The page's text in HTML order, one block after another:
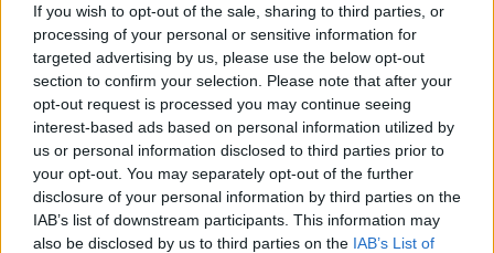
If you wish to opt-out of the sale, sharing to third parties, or
processing of your personal or sensitive information for
targeted advertising by us, please use the below opt-out
section to confirm your selection. Please note that after your
opt-out request is processed you may continue seeing
interest-based ads based on personal information utilized by
us or personal information disclosed to third parties prior to
your opt-out. You may separately opt-out of the further
disclosure of your personal information by third parties on the
IAB’s list of downstream participants. This information may
also be disclosed by us to third parties on the IAB’s List of
türelmesnek kell lenniük. A következő hivatalos ütemterv
valószínűleg sokat elárul majd arról, milyen jövőt
szánnak az egyik legsikeresebb játékuknak.
SMASH by Meló-Diák: Homok, zene és a nyár legjobb
hangulata – Jön a második forduló! (X)
Július végén folytatódik a balatoni strandröplabda-
sorozat.